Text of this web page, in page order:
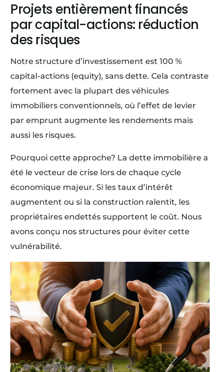
Projets entièrement financés
par capital-actions: réduction
des risques
Notre structure d’investissement est 100 %
capital-actions (equity), sans dette. Cela contraste
fortement avec la plupart des véhicules
immobiliers conventionnels, où l’effet de levier
par emprunt augmente les rendements mais
aussi les risques.
Pourquoi cette approche? La dette immobilière a
été le vecteur de crise lors de chaque cycle
économique majeur. Si les taux d’intérêt
augmentent ou si la construction ralentit, les
propriétaires endettés supportent le coût. Nous
avons conçu nos structures pour éviter cette
vulnérabilité.